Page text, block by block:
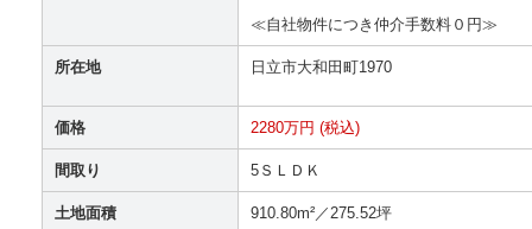
≪自社物件につき仲介手数料０円≫
所在地 日立市大和田町1970
価格 2280万円 (税込)
間取り 5ＳＬＤＫ
土地面積 910.80m²／275.52坪